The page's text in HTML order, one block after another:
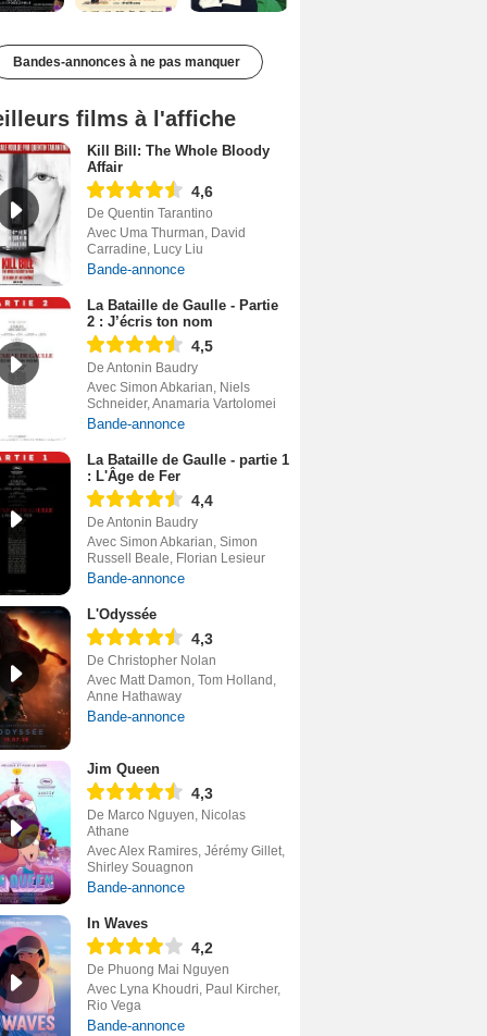
Bandes-annonces à ne pas manquer
films à l'affiche
Kill Bill: The Whole Bloody
Affair
4,6
De Quentin Tarantino
Avec Uma Thurman, David
Carradine, Lucy Liu
Bande-annonce
La Bataille de Gaulle - Partie
2 : J’écris ton nom
4,5
De Antonin Baudry
Avec Simon Abkarian, Niels
Schneider, Anamaria Vartolomei
Bande-annonce
La Bataille de Gaulle - partie 1
: L'Âge de Fer
4,4
De Antonin Baudry
Avec Simon Abkarian, Simon
Russell Beale, Florian Lesieur
Bande-annonce
L'Odyssée
4,3
De Christopher Nolan
Avec Matt Damon, Tom Holland,
Anne Hathaway
Bande-annonce
Jim Queen
4,3
De Marco Nguyen, Nicolas
Athane
Avec Alex Ramires, Jérémy Gillet,
Shirley Souagnon
Bande-annonce
In Waves
4,2
De Phuong Mai Nguyen
Avec Lyna Khoudri, Paul Kircher,
Rio Vega
Bande-annonce